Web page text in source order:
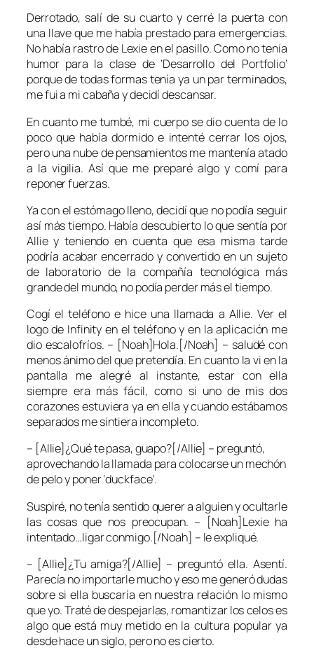
Derrotado, salí de su cuarto y cerré la puerta con
una llave que me había prestado para emergencias.
No había rastro de Lexie en el pasillo. Como no tenía
humor para la clase de ‘Desarrollo del Portfolio’
porque de todas formas tenía ya un par terminados,
me fui a mi cabaña y decidí descansar.
En cuanto me tumbé, mi cuerpo se dio cuenta de lo
poco que había dormido e intenté cerrar los ojos,
pero una nube de pensamientos me mantenía atado
a la vigilia. Así que me preparé algo y comí para
reponer fuerzas.
Ya con el estómago lleno, decidí que no podía seguir
así más tiempo. Había descubierto lo que sentía por
Allie y teniendo en cuenta que esa misma tarde
podría acabar encerrado y convertido en un sujeto
de laboratorio de la compañía tecnológica más
grande del mundo, no podía perder más el tiempo.
Cogí el teléfono e hice una llamada a Allie. Ver el
logo de Infinity en el teléfono y en la aplicación me
dio escalofríos. – [Noah]Hola.[/Noah] – saludé con
menos ánimo del que pretendía. En cuanto la vi en la
pantalla me alegré al instante, estar con ella
siempre era más fácil, como si uno de mis dos
corazones estuviera ya en ella y cuando estábamos
separados me sintiera incompleto.
– [Allie]¿Qué te pasa, guapo?[/Allie] – preguntó,
aprovechando la llamada para colocarse un mechón
de pelo y poner ‘duckface’.
Suspiré, no tenía sentido querer a alguien y ocultarle
las cosas que nos preocupan. – [Noah]Lexie ha
intentado…ligar conmigo.[/Noah] – le expliqué.
– [Allie]¿Tu amiga?[/Allie] – preguntó ella. Asentí.
Parecía no importarle mucho y eso me generó dudas
sobre si ella buscaría en nuestra relación lo mismo
que yo. Traté de despejarlas, romantizar los celos es
algo que está muy metido en la cultura popular ya
desde hace un siglo, pero no es cierto.